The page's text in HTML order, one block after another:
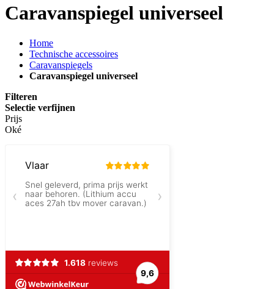
Caravanspiegel universeel
Home
Technische accessoires
Caravanspiegels
Caravanspiegel universeel
Filteren
Selectie verfijnen
Prijs
Oké